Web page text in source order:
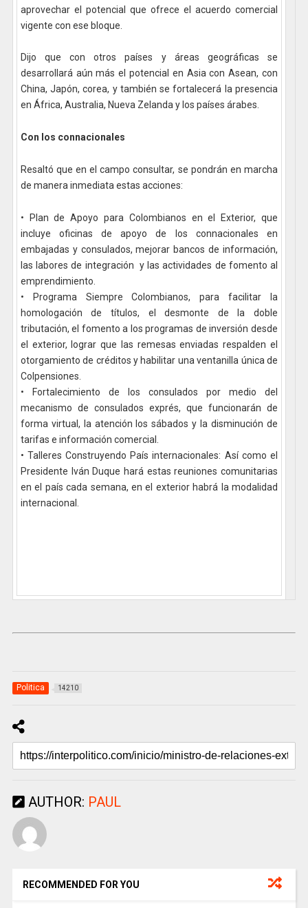
aprovechar el potencial que ofrece el acuerdo comercial
vigente con ese bloque.
Dijo que con otros países y áreas geográficas se
desarrollará aún más el potencial en Asia con Asean, con
China, Japón, corea, y también se fortalecerá la presencia
en África, Australia, Nueva Zelanda y los países árabes.
Con los connacionales
Resaltó que en el campo consultar, se pondrán en marcha
de manera inmediata estas acciones:
• Plan de Apoyo para Colombianos en el Exterior, que
incluye oficinas de apoyo de los connacionales en
embajadas y consulados, mejorar bancos de información,
las labores de integración y las actividades de fomento al
emprendimiento.
• Programa Siempre Colombianos, para facilitar la
homologación de títulos, el desmonte de la doble
tributación, el fomento a los programas de inversión desde
el exterior, lograr que las remesas enviadas respalden el
otorgamiento de créditos y habilitar una ventanilla única de
Colpensiones.
• Fortalecimiento de los consulados por medio del
mecanismo de consulados exprés, que funcionarán de
forma virtual, la atención los sábados y la disminución de
tarifas e información comercial.
• Talleres Construyendo País internacionales: Así como el
Presidente Iván Duque hará estas reuniones comunitarias
en el país cada semana, en el exterior habrá la modalidad
internacional.
Politica 14210
AUTHOR: PAUL
RECOMMENDED FOR YOU